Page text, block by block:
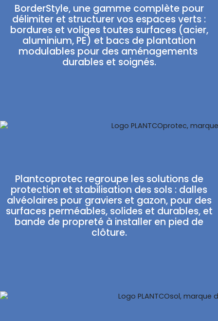
BorderStyle, une gamme complète pour
délimiter et structurer vos espaces verts :
bordures et voliges toutes surfaces (acier,
aluminium, PE) et bacs de plantation
modulables pour des aménagements
durables et soignés.
Plantcoprotec regroupe les solutions de
protection et stabilisation des sols : dalles
alvéolaires pour graviers et gazon, pour des
surfaces perméables, solides et durables, et
bande de propreté à installer en pied de
clôture.